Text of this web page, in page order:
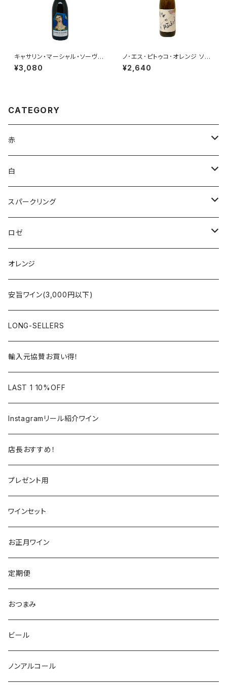
キャサリン・マーシャル・ソーヴィ
ニヨンブラン 2023
¥3,080
ノ･エス･ピトゥコ･オレンジ ソー
ヴィニヨン･ブラン 2023
¥2,640
CATEGORY
赤
ブルゴーニュ
ボルドー
シャンパーニュ
コート・デュ・ローヌ
ラングドック・ルーション
アルザス
ロワール
フランス
ラングドック
イタリア
トスカーナ
ヴェネト
スペイン
リオハ
トロ
アメリカ
カリフォルニア
オレゴン
ニュージーランド
オーストラリア
チリ
ドイツ
アルゼンチン
日本
白
アルザス
ブルゴーニュ
ボルドー
ロワール
ローヌ
ラングドック
フランス
イタリア
トスカーナ
ピエモンテ
マルケ
シチリア
スペイン
カリニェナ
ドイツ
ニュージーランド
アメリカ
カリフォルニア
オレゴン
南アフリカ
オーストリア
チリ
オーストラリア
スパークリング
シャンパーニュ
アルザス
フランス
日本
イタリア
南アフリカ
ニュージーランド
イギリス
ドイツ
アメリカ
オーストラリア
ロゼ
シャンパーニュ
アルザス
ドイツ
オーストラリア
カリフォルニア
日本
オレンジ
安旨ワイン(3,000円以下)
LONG-SELLERS
輸入元協賛お買い得！
LAST 1 10%OFF
Instagramリール紹介ワイン
店長おすすめ！
プレゼント用
ワインセット
お正月ワイン
定期便
おつまみ
ビール
ノンアルコール